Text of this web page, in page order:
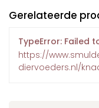
Gerelateerde
TypeError: Failed
https://
diervoeders.nl/